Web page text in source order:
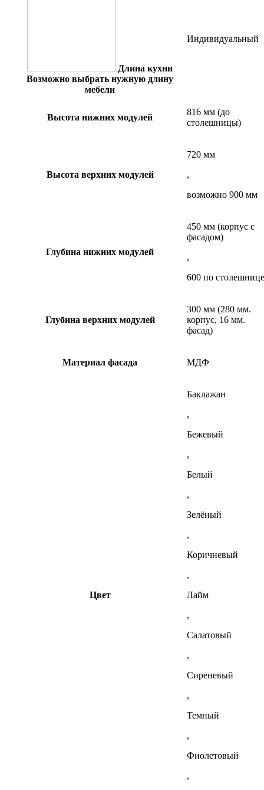
Длина кухни
Возможно выбрать нужную длину
мебели
Индивидуальный
Высота нижних модулей
816 мм (до
столешницы)
Высота верхних модулей
720 мм
,
возможно 900 мм
Глубина нижних модулей
450 мм (корпус с
фасадом)
,
600 по столешнице
Глубина верхних модулей
300 мм (280 мм.
корпус, 16 мм.
фасад)
Материал фасада МДФ
Цвет
Баклажан
,
Бежевый
,
Белый
,
Зелёный
,
Коричневый
,
Лайм
,
Салатовый
,
Сиреневый
,
Темный
,
Фиолетовый
,